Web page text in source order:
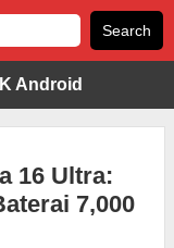
Android
16 Ultra:
7,000